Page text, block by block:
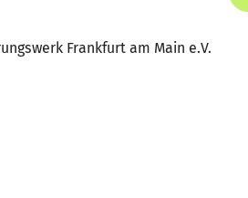
Frankfurt am Main e.V.